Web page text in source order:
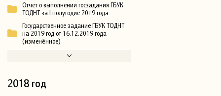
Отчет о выполнении госзадания ГБУК
ТОДНТ за I полугодие 2019 года
Государственное задание ГБУК ТОДНТ
на 2019 год от 16.12.2019 года
(изменённое)
2018 год